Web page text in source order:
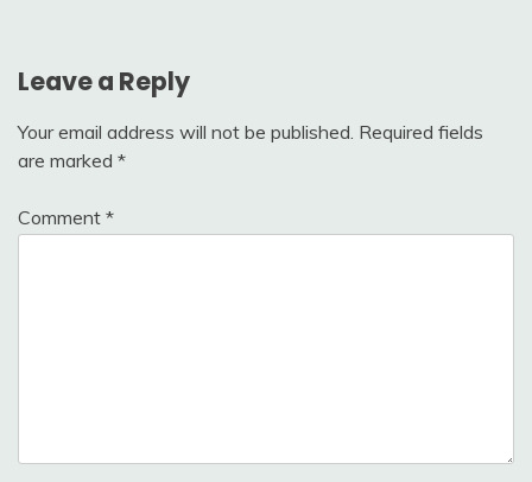
Leave a Reply
Your email address will not be published. Required fields
are marked *
Comment *